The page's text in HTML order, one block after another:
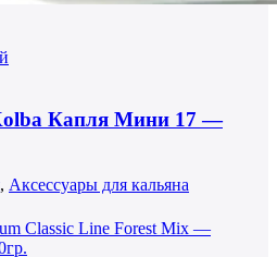
Капля Мини 17 —
, Аксессуары для кальяна